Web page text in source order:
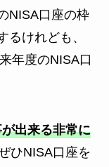
NISA口座の枠
るけれども、
年度のNISA口
出来る非常に
ひNISA口座を